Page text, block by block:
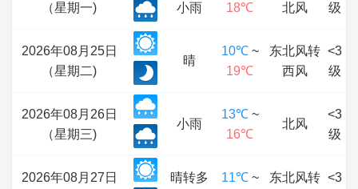
（星期一)
小雨
18℃
北风
级
2026年08月25日
（星期二)
晴
10℃~
19℃
东北风转
西风
<3
级
2026年08月26日
（星期三)
小雨
13℃~
16℃
北风
<3
级
2026年08月27日
晴转多
11℃~
东北风转 <3